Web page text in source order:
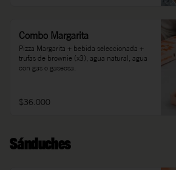
Combo Margarita
Pizza Margarita + bebida seleccionada +
trufas de brownie (x3), agua natural, agua
con gas o gaseosa.
$36.000
Sánduches